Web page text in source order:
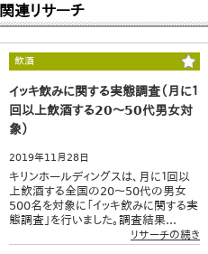
関連リサーチ
飲酒
イッキ飲みに関する実態調査（月に１
回以上飲酒する20～50代男女対
象）
2019年11月28日
キリンホールディングスは、月に１回以
上飲酒する全国の20～50代の男女
500名を対象に「イッキ飲みに関する実
態調査」を行いました。調査結果...
リサーチの続き